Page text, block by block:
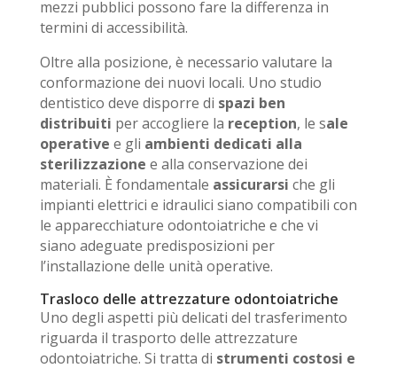
mezzi pubblici possono fare la differenza in
termini di accessibilità.
Oltre alla posizione, è necessario valutare la
conformazione dei nuovi locali. Uno studio
dentistico deve disporre di spazi ben
distribuiti per accogliere la reception, le sale
operative e gli ambienti dedicati alla
sterilizzazione e alla conservazione dei
materiali. È fondamentale assicurarsi che gli
impianti elettrici e idraulici siano compatibili con
le apparecchiature odontoiatriche e che vi
siano adeguate predisposizioni per
l’installazione delle unità operative.
Trasloco delle attrezzature odontoiatriche
Uno degli aspetti più delicati del trasferimento
riguarda il trasporto delle attrezzature
odontoiatriche. Si tratta di strumenti costosi e